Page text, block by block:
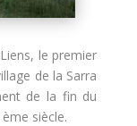
le premier
de la Sarra
de la fin du
siècle.